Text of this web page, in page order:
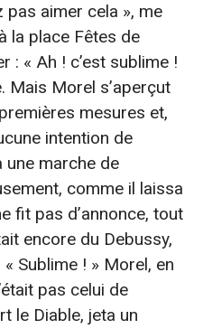
pas aimer cela », me
la place Fêtes de
: « Ah ! c’est sublime !
Mais Morel s’aperçut
mesures et,
intention de
une marche de
comme il laissa
fit pas d’annonce, tout
encore du Debussy,
Sublime ! » Morel, en
pas celui de
le Diable, jeta un